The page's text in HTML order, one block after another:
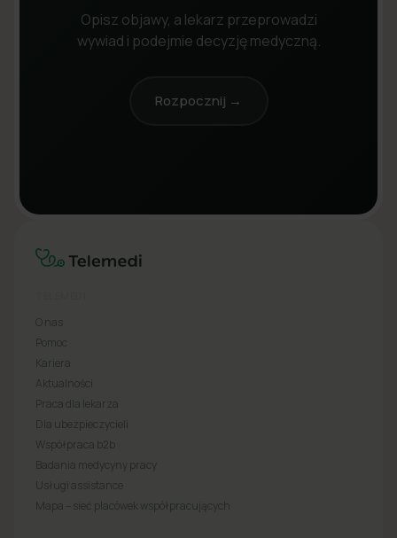
Opisz objawy, a lekarz przeprowadzi
wywiad i podejmie decyzję medyczną.
Rozpocznij →
O nas
Pomoc
Kariera
Aktualności
Praca dla lekarza
Dla ubezpieczycieli
Współpraca b2b
Badania medycyny pracy
Usługi assistance
Mapa – sieć placówek współpracujących